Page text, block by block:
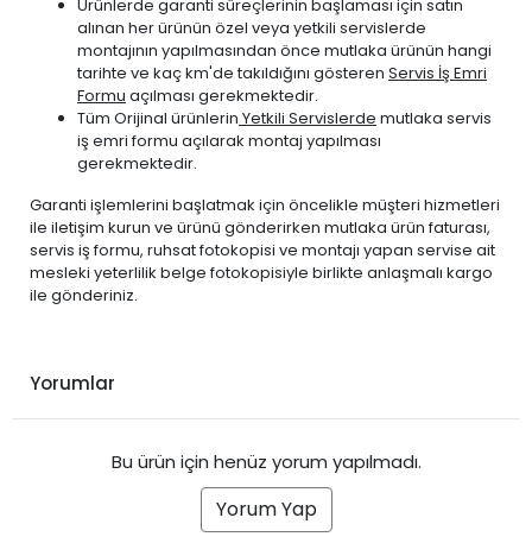
Ürünlerde garanti süreçlerinin başlaması için satın
alınan her ürünün özel veya yetkili servislerde
montajının yapılmasından önce mutlaka ürünün hangi
tarihte ve kaç km'de takıldığını gösteren Servis İş Emri
Formu açılması gerekmektedir.
Tüm Orijinal ürünlerin Yetkili Servislerde mutlaka servis
iş emri formu açılarak montaj yapılması
gerekmektedir.
Garanti işlemlerini başlatmak için öncelikle müşteri hizmetleri
ile iletişim kurun ve ürünü gönderirken mutlaka ürün faturası,
servis iş formu, ruhsat fotokopisi ve montajı yapan servise ait
mesleki yeterlilik belge fotokopisiyle birlikte anlaşmalı kargo
ile gönderiniz.
Yorumlar
Bu ürün için henüz yorum yapılmadı.
Yorum Yap